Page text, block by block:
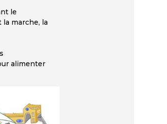
le
marche, la
alimenter